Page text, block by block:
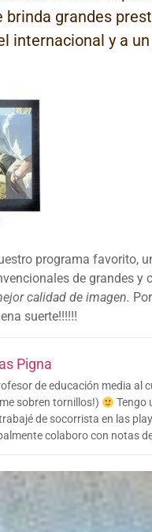
brinda grandes
internacional y a
programa favorito,
de grandes y
calidad de imagen.
suerte!!!!!!
Pigna
de educación media al
sobren tornillos!)
Tengo
de socorrista en las
colaboro con notas